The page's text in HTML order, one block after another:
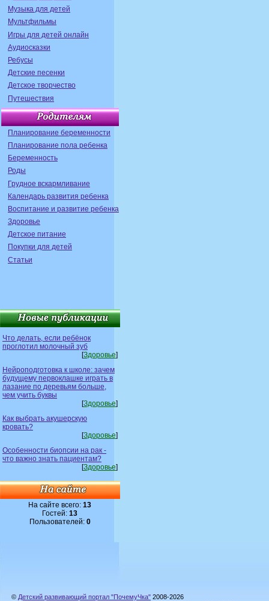
Музыка для детей
Мультфильмы
Игры для детей онлайн
Аудиосказки
Ребусы
Детские песенки
Детское творчество
Путешествия
Планирование беременности
Планирование пола ребенка
Беременность
Роды
Грудное вскармливание
Календарь развития ребенка
Воспитание и развитие ребенка
Здоровье
Детское питание
Покупки для детей
Статьи
Что делать, если ребёнок
проглотил молочный зуб
[Здоровье]
Нейроподготовка к школе: зачем
будущему первоклашке играть в
лазание по деревьям больше,
чем учить буквы
[Здоровье]
Как выбрать акушерскую
кровать?
[Здоровье]
Особенности биопсии на рак -
что важно знать пациентам?
[Здоровье]
На сайте всего:13
Гостей:13
Пользователей: 0
© Детский развивающий портал "ПочемуЧка" 2008-2026